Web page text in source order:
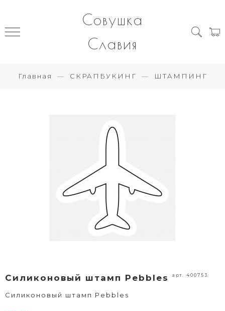
Совушка
Славия
Главная СКРАПБУКИНГ ШТАМПИНГ
Силиконовый штамп Pebbles арт. 400753
Силиконовый штамп Pebbles